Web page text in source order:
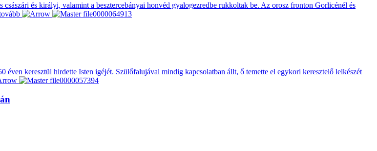
és királyi, valamint a besztercebányai honvéd gyalogezredbe rukkoltak be. Az orosz fronton Gorlicénél és
keresztül hirdette Isten igéjét. Szülőfalujával mindig kapcsolatban állt, ő temette el egykori keresztelő lelkészét